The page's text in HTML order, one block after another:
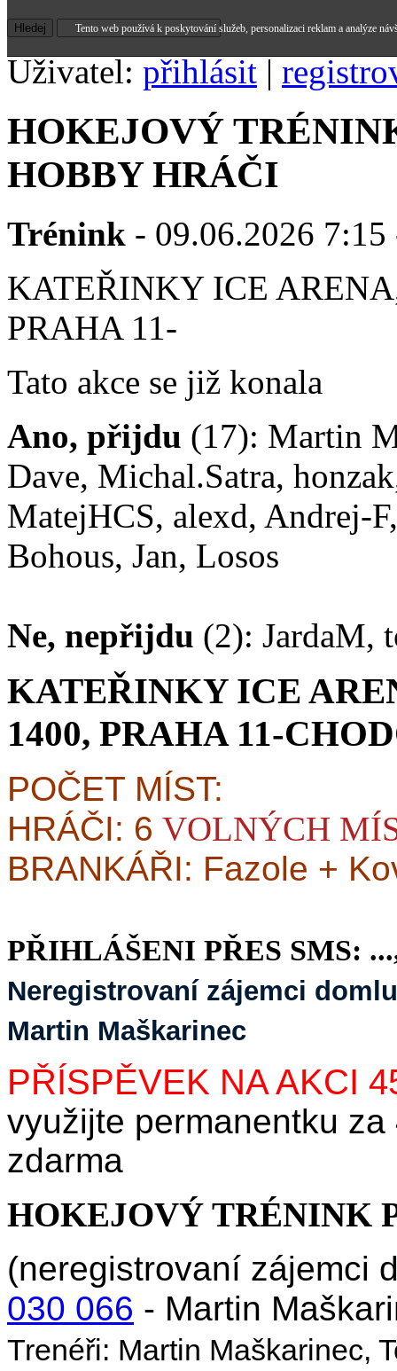
Uživatel: přihlásit |
HOKEJOVÝ
HOBBY HRÁČI
Trénink - 09.06.2026 7:15
KATEŘINKY ICE
PRAHA 11-
Tato akce se již konala
Ano, přijdu (17): Martin
Dave, Michal.Satra,
MatejHCS, alexd, Andrej-
Bohous, Jan, Losos
Ne, nepřijdu (2): JardaM,
KATEŘINKY ICE
1400, PRAHA 11-
POČET MÍST:
HRÁČI: 6 VOLNÝCH
BRANKÁŘI: Fazole +
PŘIHLÁŠENI PŘES SMS:
Neregistrovaní zájemci
Martin Maškarinec
PŘÍSPĚVEK NA AKCI
využijte permanentku
zdarma
HOKEJOVÝ TRÉNINK
(neregistrovaní zájemci
030 066 - Martin
Trenéři: Martin Maškarinec,
Tento web používá k poskytování služeb, personalizaci reklam a analýze